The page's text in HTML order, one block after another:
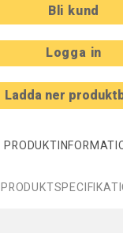
Bli kund
Logga in
Ladda ner